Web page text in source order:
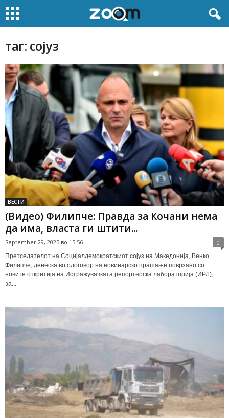
таг: сојуз
ВЕСТИ
(Видео) Филипче: Правда за Кочани нема
да има, власта ги штити...
September 29, 2025 во 15:56 0
Претседателот на Сoцијалдемократскиот сојуз на Македонија, Венко
Филипче, денеска во одоговор на новинарско прашање поврзано со
новите откритија на Истражувачката репортерска лабораторија (ИРЛ),
за...